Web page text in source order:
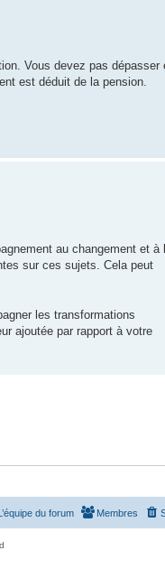
Vous devez pas dépasser
est déduit de la pension.
au changement et à
sur ces sujets. Cela peut
les transformations
ajoutée par rapport à votre
Membres
du forum